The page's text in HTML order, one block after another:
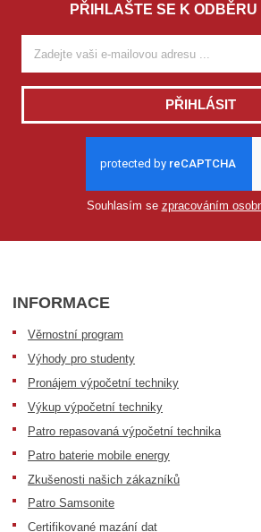
PŘIHLAŠTE SE K
PŘIHLÁSIT
Souhlasím se zpracováním
INFORMACE
Věrnostní program
Výhody pro studenty
Pronájem výpočetní techniky
Výkup výpočetní techniky
Patro repasovaná výpočetní technika
Patro baterie mobile energy
Zkušenosti našich zákazníků
Patro Samsonite
Certifikované mazání dat